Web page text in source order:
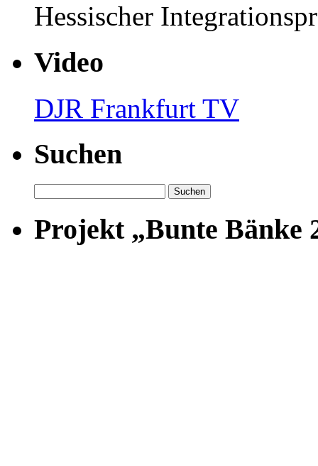
Hessischer
Video
DJR Frankfurt TV
Suchen
nach:
Projekt „Bunte Bänke